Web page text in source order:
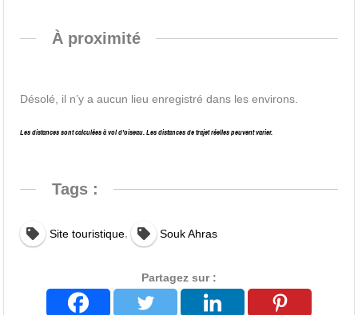
À proximité
Désolé, il n’y a aucun lieu enregistré dans les environs.
Les distances sont calculées à vol d’oiseau. Les distances de trajet réelles peuvent varier.
Tags :
Site touristique, Souk Ahras
Partagez sur :